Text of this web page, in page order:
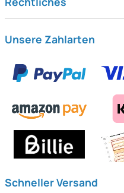
Unsere Zahlarten
Schneller Versand